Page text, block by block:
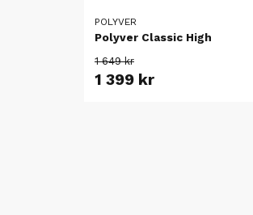
POLYVER
Polyver Classic High
1 649 kr
1 399 kr